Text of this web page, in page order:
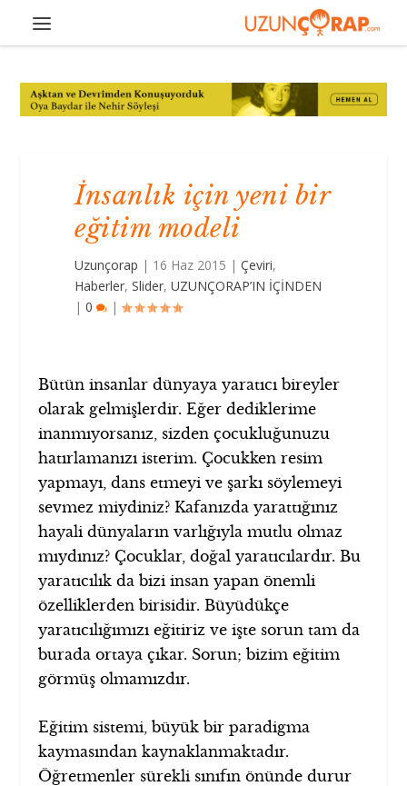
İnsanlık için yeni bir
eğitim modeli
Uzunçorap | 16 Haz 2015 |Çeviri,
Haberler,Slider,UZUNÇORAP’IN İÇİNDEN
|0 |
Bütün insanlar dünyaya yaratıcı bireyler
olarak gelmişlerdir. Eğer dediklerime
inanmıyorsanız, sizden çocukluğunuzu
hatırlamanızı isterim. Çocukken resim
yapmayı, dans etmeyi ve şarkı söylemeyi
sevmez miydiniz? Kafanızda yarattığınız
hayali dünyaların varlığıyla mutlu olmaz
mıydınız? Çocuklar, doğal yaratıcılardır. Bu
yaratıcılık da bizi insan yapan önemli
özelliklerden birisidir. Büyüdükçe
yaratıcılığımızı eğitiriz ve işte sorun tam da
burada ortaya çıkar. Sorun; bizim eğitim
görmüş olmamızdır.
Eğitim sistemi, büyük bir paradigma
kaymasından kaynaklanmaktadır.
Öğretmenler sürekli sınıfın önünde durur